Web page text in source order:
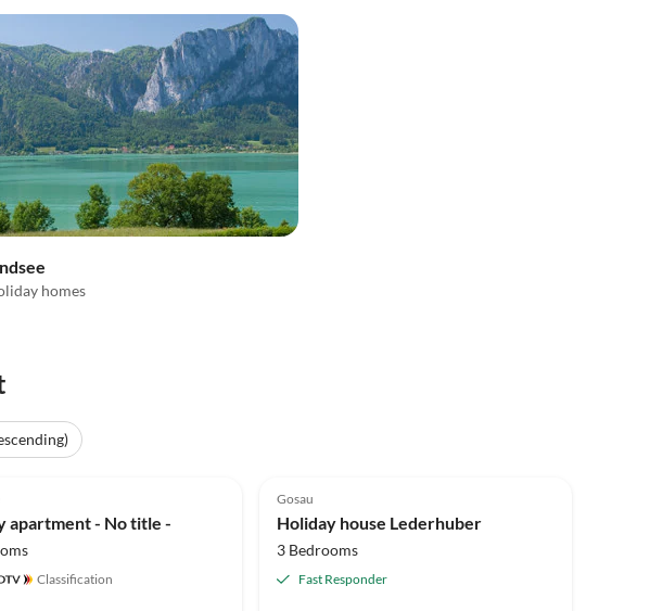
homes
apartment - No title -
Classification
Gosau
Holiday house Lederhuber
3 Bedrooms
Fast Responder